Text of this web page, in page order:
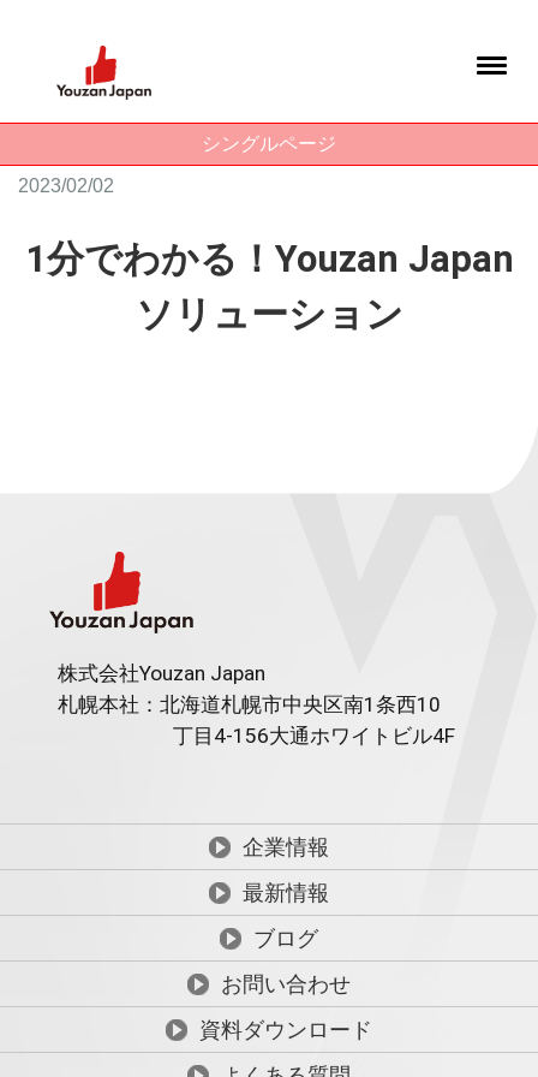
シングルページ
2023/02/02
1分でわかる！Youzan Japan
ソリューション
株式会社Youzan Japan
札幌本社：北海道札幌市中央区南1条西10
丁目4-156大通ホワイトビル4F
企業情報
最新情報
ブログ
お問い合わせ
資料ダウンロード